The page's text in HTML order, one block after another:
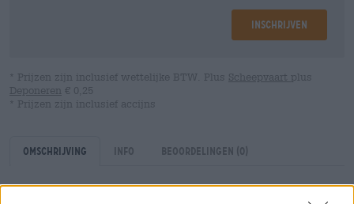
Inschrijven
* Prijzen zijn inclusief wettelijke BTW. Plus Scheepvaart plus
Deponeren € 0,25
* Prijzen zijn inclusief accijns
Omschrijving Info Beoordelingen (0)